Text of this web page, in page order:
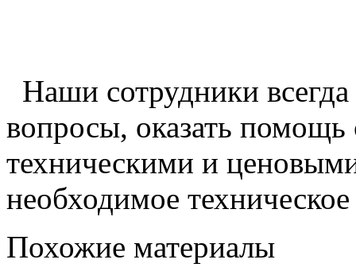
Наши сотрудники
вопросы, оказать
техническими и
необходимое
Похожие материалы